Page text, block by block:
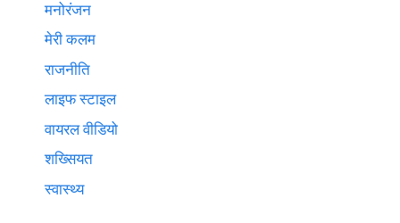
मनोरंजन
मेरी कलम
राजनीति
लाइफ स्टाइल
वायरल वीडियो
शख्सियत
स्वास्थ्य